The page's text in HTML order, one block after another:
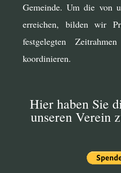
Gemeinde. Um die von
erreichen, bilden wir
festgelegten
koordinieren.
Hier haben Sie
unseren Verein